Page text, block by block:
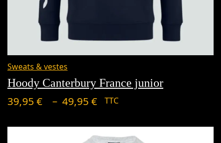
Sweats & vestes
Hoody Canterbury France junior
39,95 € – 49,95 €
prix :
39,95 €
49,95 €
TTC